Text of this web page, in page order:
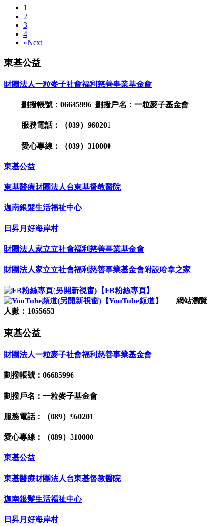
1
2
3
4
»Next
東基公益
財團法人一粒麥子社會福利慈善事業基金會
劃撥帳號：06685996 劃撥戶名：一粒麥子基金會
服務電話：（089）960201
愛心專線：（089）310000
東基公益
東基醫療財團法人台東基督教醫院
迦南銀髮生活福祉中心
日昇月好海岸村
財團法人家立立社會福利慈善事業基金會
財團法人家立立社會福利慈善事業基金會附設哈拿之家
【FB粉絲專頁】
【YouTube頻道】
網站瀏覽
人數：1055653
東基公益
財團法人一粒麥子社會福利慈善事業基金會
劃撥帳號：06685996
劃撥戶名：一粒麥子基金會
服務電話：（089）960201
愛心專線：（089）310000
東基公益
東基醫療財團法人台東基督教醫院
迦南銀髮生活福祉中心
日昇月好海岸村